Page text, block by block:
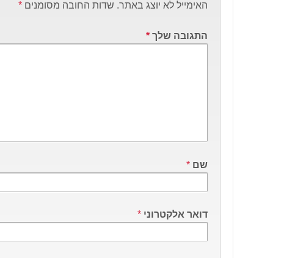
האימייל לא יוצג באתר. שדות החובה מסומנים *
התגובה שלך *
שם *
דואר אלקטרוני *